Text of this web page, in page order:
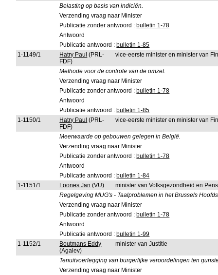
Belasting op basis van indiciën.
Verzending vraag naar Minister
Publicatie zonder antwoord : bulletin 1-78
Antwoord
Publicatie antwoord : bulletin 1-85
1-1149/1
Hatry Paul (PRL-
FDF)
vice-eerste minister en minister van
Methode voor de controle van de omzet.
Verzending vraag naar Minister
Publicatie zonder antwoord : bulletin 1-78
Antwoord
Publicatie antwoord : bulletin 1-85
1-1150/1
Hatry Paul (PRL-
FDF)
vice-eerste minister en minister van
Meerwaarde op gebouwen gelegen in België.
Verzending vraag naar Minister
Publicatie zonder antwoord : bulletin 1-78
Antwoord
Publicatie antwoord : bulletin 1-84
1-1151/1
Loones Jan (VU)
minister van Volksgezondheid en
Regelgeving MUG's - Taalproblemen in het Brussels
Verzending vraag naar Minister
Publicatie zonder antwoord : bulletin 1-78
Antwoord
Publicatie antwoord : bulletin 1-99
1-1152/1
Boutmans Eddy
(Agalev)
minister van Justitie
Tenuitvoerlegging van burgerlijke veroordelingen ten
Verzending vraag naar Minister